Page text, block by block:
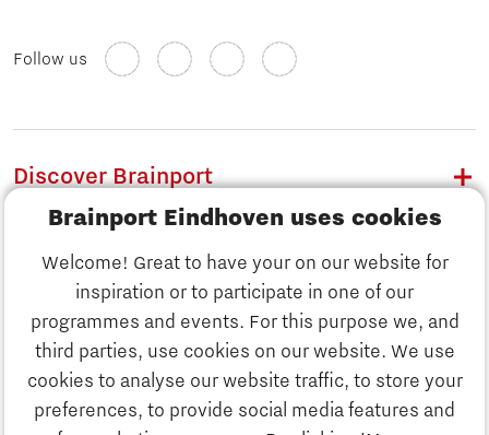
Brainport Eindhoven uses cookies
Welcome! Great to have your on our website for
inspiration or to participate in one of our
programmes and events. For this purpose we, and
third parties, use cookies on our website. We use
cookies to analyse our website traffic, to store your
preferences, to provide social media features and
Discover Brainport
Work
Follow us
Discover Brainport
Work
Business
News